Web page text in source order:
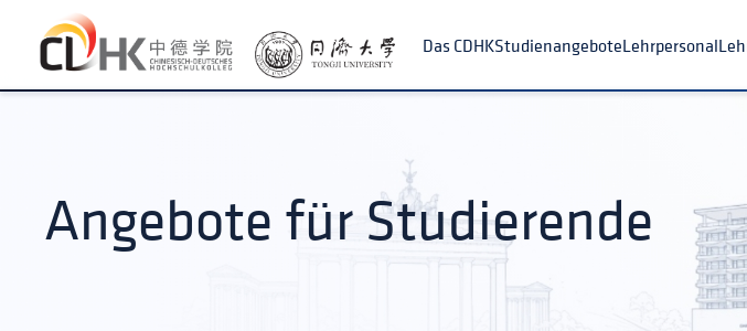
Das CDHKStudienangebote
Angebote für Studierende